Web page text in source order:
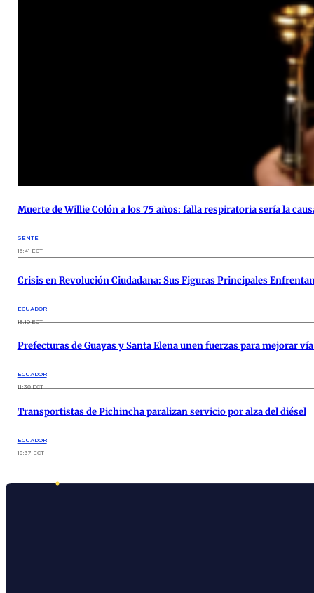
Muerte de Willie Colón a los 75 años: falla respiratoria sería la
GENTE
16:41 ECT
Crisis en Revolución Ciudadana: Sus Figuras Principales
ECUADOR
18:10 ECT
Prefecturas de Guayas y Santa Elena unen fuerzas para mejorar
ECUADOR
11:30 ECT
Transportistas de Pichincha paralizan servicio por alza del diésel
ECUADOR
18:37 ECT